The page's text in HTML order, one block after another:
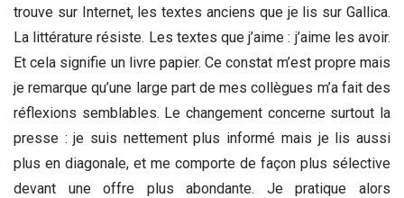
trouve sur Internet, les textes anciens que je lis sur Gallica.
La littérature résiste. Les textes que j’aime : j’aime les avoir.
Et cela signifie un livre papier. Ce constat m’est propre mais
je remarque qu’une large part de mes collègues m’a fait des
réflexions semblables. Le changement concerne surtout la
presse : je suis nettement plus informé mais je lis aussi
plus en diagonale, et me comporte de façon plus sélective
devant une offre plus abondante. Je pratique alors